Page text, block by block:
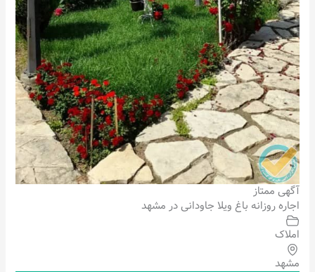
آگهی ممتاز
اجاره روزانه باغ ویلا جاودانی در مشهد
املاک
مشهد